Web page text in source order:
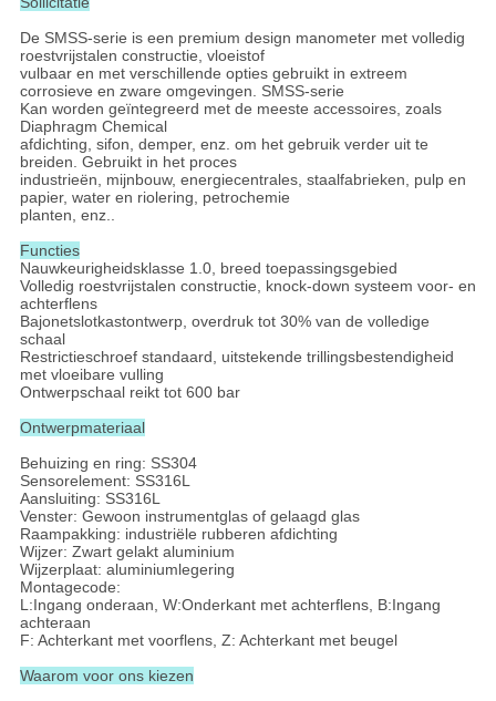
De SMSS-serie is een premium design manometer met volledig
roestvrijstalen constructie, vloeistof
vulbaar en met verschillende opties gebruikt in extreem
corrosieve en zware omgevingen. SMSS-serie
Kan worden geïntegreerd met de meeste accessoires, zoals
Diaphragm Chemical
afdichting, sifon, demper, enz. om het gebruik verder uit te
breiden. Gebruikt in het proces
industrieën, mijnbouw, energiecentrales, staalfabrieken, pulp en
papier, water en riolering, petrochemie
planten, enz..
Functies
Nauwkeurigheidsklasse 1.0, breed toepassingsgebied
Volledig roestvrijstalen constructie, knock-down systeem voor- en
achterflens
Bajonetslotkastontwerp, overdruk tot 30% van de volledige
schaal
Restrictieschroef standaard, uitstekende trillingsbestendigheid
met vloeibare vulling
Ontwerpschaal reikt tot 600 bar
Ontwerpmateriaal
Behuizing en ring: SS304
Sensorelement: SS316L
Aansluiting: SS316L
Venster: Gewoon instrumentglas of gelaagd glas
Raampakking: industriële rubberen afdichting
Wijzer: Zwart gelakt aluminium
Wijzerplaat: aluminiumlegering
Montagecode:
L:Ingang onderaan, W:Onderkant met achterflens, B:Ingang
achteraan
F: Achterkant met voorflens, Z: Achterkant met beugel
Waarom voor ons kiezen